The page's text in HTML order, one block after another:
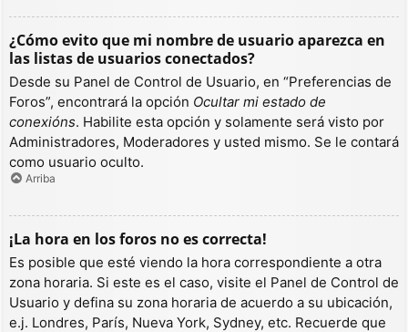
¿Cómo evito que mi nombre de usuario aparezca en
las listas de usuarios conectados?
Desde su Panel de Control de Usuario, en “Preferencias de
Foros”, encontrará la opción Ocultar mi estado de
conexións. Habilite esta opción y solamente será visto por
Administradores, Moderadores y usted mismo. Se le contará
como usuario oculto.
Arriba
¡La hora en los foros no es correcta!
Es posible que esté viendo la hora correspondiente a otra
zona horaria. Si este es el caso, visite el Panel de Control de
Usuario y defina su zona horaria de acuerdo a su ubicación,
e.j. Londres, París, Nueva York, Sydney, etc. Recuerde que